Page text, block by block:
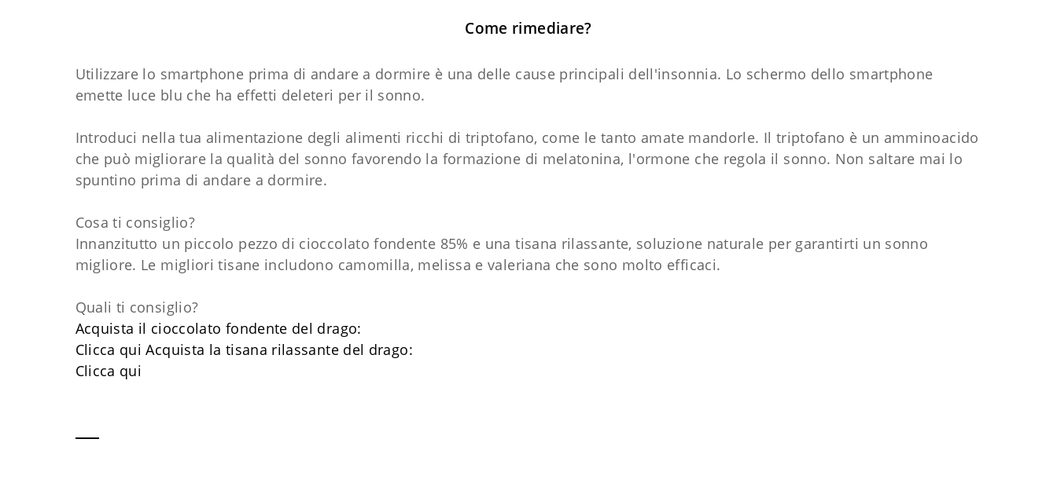
Come rimediare?
Utilizzare lo smartphone prima di andare a dormire è una delle cause principali dell'insonnia. Lo schermo dello smartphone
emette luce blu che ha effetti deleteri per il sonno.
Introduci nella tua alimentazione degli alimenti ricchi di triptofano, come le tanto amate mandorle. Il triptofano è un amminoacido
che può migliorare la qualità del sonno favorendo la formazione di melatonina, l'ormone che regola il sonno. Non saltare mai lo
spuntino prima di andare a dormire.
Cosa ti consiglio?
Innanzitutto un piccolo pezzo di cioccolato fondente 85% e una tisana rilassante, soluzione naturale per garantirti un sonno
migliore. Le migliori tisane includono camomilla, melissa e valeriana che sono molto efficaci.
Quali ti consiglio?
Acquista il cioccolato fondente del drago:
Clicca qui Acquista la tisana rilassante del drago:
Clicca qui